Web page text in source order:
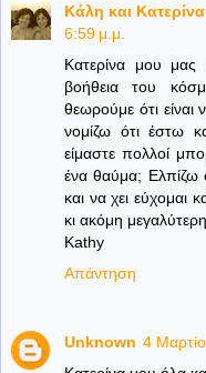
Κάλη και
6:59 μ.μ.
Κατερίνα μου
βοήθεια του
θεωρούμε ότι
νομίζω ότι έστω
είμαστε πολλοί
ένα θαύμα; Ελπίζω
και να χει εύχομαι
κι ακόμη
Kathy
Απάντηση
Unknown 4